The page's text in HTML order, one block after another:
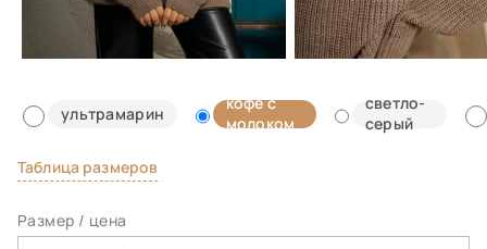
ультрамарин
кофе с
молоком
светло-
серый
Таблица размеров
Размер / цена